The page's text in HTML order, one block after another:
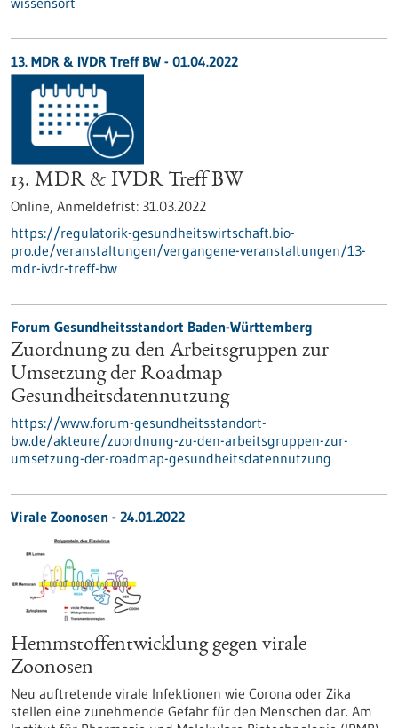
13. MDR & IVDR Treff BW - 01.04.2022
13. MDR & IVDR Treff BW
Online, Anmeldefrist: 31.03.2022
https://regulatorik-gesundheitswirtschaft.bio-
pro.de/veranstaltungen/vergangene-veranstaltungen/13-
mdr-ivdr-treff-bw
Forum Gesundheitsstandort Baden-Württemberg
Zuordnung zu den Arbeitsgruppen zur
Umsetzung der Roadmap
Gesundheitsdatennutzung
https://www.forum-gesundheitsstandort-
bw.de/akteure/zuordnung-zu-den-arbeitsgruppen-zur-
umsetzung-der-roadmap-gesundheitsdatennutzung
Virale Zoonosen - 24.01.2022
Hemmstoffentwicklung gegen virale
Zoonosen
Neu auftretende virale Infektionen wie Corona oder Zika
stellen eine zunehmende Gefahr für den Menschen dar. Am